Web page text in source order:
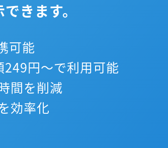
きます。
可能
円～で利用可能
間を削減
効率化